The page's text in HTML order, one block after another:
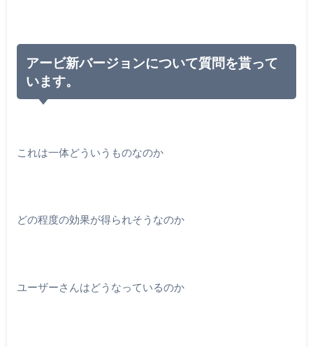
アービ新バージョンについて質問を貰って
います。
これは一体どういうものなのか
どの程度の効果が得られそうなのか
ユーザーさんはどうなっているのか